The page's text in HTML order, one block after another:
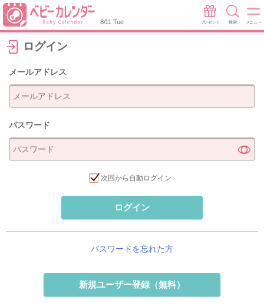
8/11 Tue プレゼント 検索 メニュー
ログイン
メールアドレス
パスワード
次回から自動ログイン
ログイン
パスワードを忘れた方
新規ユーザー登録（無料）